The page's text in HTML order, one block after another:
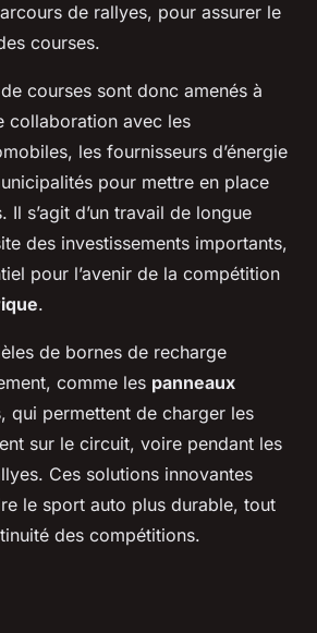
de rallyes, pour assurer le
courses.
courses sont donc amenés à
collaboration avec les
les fournisseurs d’énergie
pour mettre en place
Il s’agit d’un travail de longue
des investissements importants,
pour l’avenir de la compétition
.
de bornes de recharge
comme les panneaux
qui permettent de charger les
sur le circuit, voire pendant les
Ces solutions innovantes
le sport auto plus durable, tout
des compétitions.